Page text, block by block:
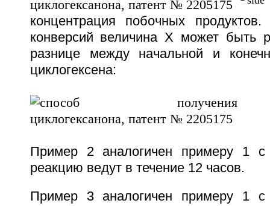
концентрация побочных
конверсий величина Х может быть
разнице между начальной и
циклогексена:
Пример 2 аналогичен примеру 1
реакцию ведут в течение 12 часов.
Пример 3 аналогичен примеру 1